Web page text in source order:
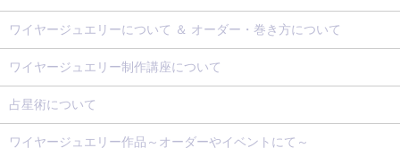
ワイヤージュエリーについて ＆ オーダー・巻き方について
ワイヤージュエリー制作講座について
占星術について
ワイヤージュエリー作品～オーダーやイベントにて～